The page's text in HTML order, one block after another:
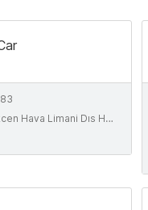
Terminali, 34906 Pendik, Turkiye